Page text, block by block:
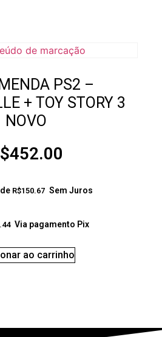
PS2 –
+ TOY STORY 3
NOVO
452.00
R$150.67 Sem Juros
Via pagamento Pix
ao carrinho